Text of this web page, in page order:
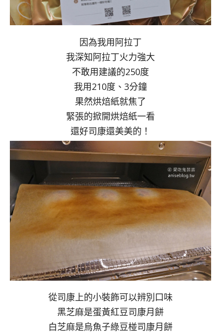
因為我用阿拉丁
我深知阿拉丁火力強大
不敢用建議的250度
我用210度、3分鐘
果然烘焙紙就焦了
緊張的掀開烘焙紙一看
還好司康還美美的！
從司康上的小裝飾可以辨別口味
黑芝麻是蛋黃紅豆司康月餅
白芝麻是烏魚子綠豆椪司康月餅